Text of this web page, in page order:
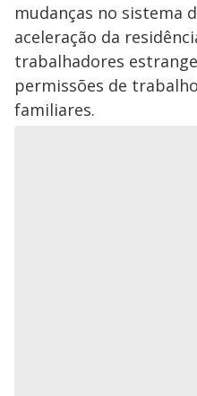
mudanças no sistema
aceleração da
trabalhadores
permissões de
familiares.